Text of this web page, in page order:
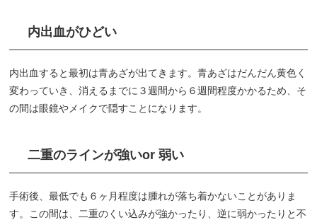
内出血がひどい
内出血すると最初は青あざが出てきます。青あざはだんだん黄色く
変わっていき、消えるまでに３週間から６週間程度かかるため、そ
の間は眼鏡やメイクで隠すことになります。
二重のラインが強いor 弱い
手術後、最低でも６ヶ月程度は腫れが落ち着かないことがありま
す。この間は、二重のくい込みが強かったり、逆に弱かったりと不